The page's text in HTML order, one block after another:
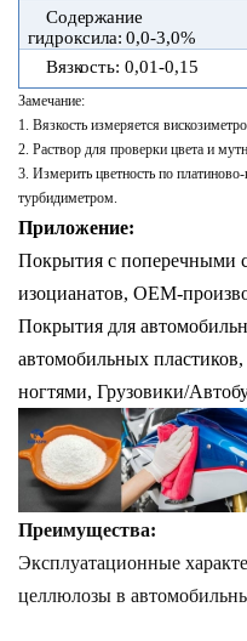
Содержание
гидроксила: 0,0-3,0%
Вязкость: 0,01-0,15
Замечание:
1. Вязкость измеряется
2. Раствор для проверки цвета и
3. Измерить цветность по
турбидиметром.
Приложение:
Покрытия с поперечными
изоцианатов, OEM-
Покрытия для
автомобильных
ногтями, Грузовики/
Преимущества:
Эксплуатационные
целлюлозы в